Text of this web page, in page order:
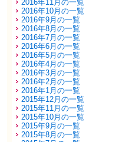
2016年11月の一覧
2016年10月の一覧
2016年9月の一覧
2016年8月の一覧
2016年7月の一覧
2016年6月の一覧
2016年5月の一覧
2016年4月の一覧
2016年3月の一覧
2016年2月の一覧
2016年1月の一覧
2015年12月の一覧
2015年11月の一覧
2015年10月の一覧
2015年9月の一覧
2015年8月の一覧